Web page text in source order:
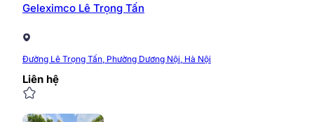
Geleximco Lê Trọng Tấn
Đường Lê Trọng Tấn, Phường Dương Nội, Hà Nội
Liên hệ